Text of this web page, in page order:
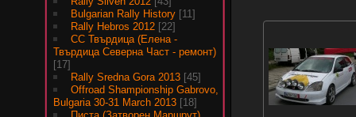
Bulgarian Rally History [11]
Rally Hebros 2012 [22]
СС Твърдица (Елена -
Твърдица Северна Част - ремонт)
[17]
Rally Sredna Gora 2013 [45]
Offroad Shampionship Gabrovo,
Bulgaria 30-31 March 2013 [18]